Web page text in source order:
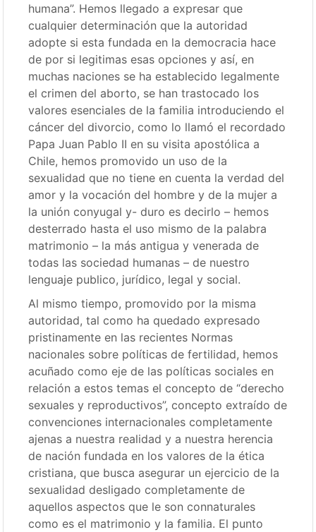
humana”. Hemos llegado a expresar que
cualquier determinación que la autoridad
adopte si esta fundada en la democracia hace
de por si legitimas esas opciones y así, en
muchas naciones se ha establecido legalmente
el crimen del aborto, se han trastocado los
valores esenciales de la familia introduciendo el
cáncer del divorcio, como lo llamó el recordado
Papa Juan Pablo II en su visita apostólica a
Chile, hemos promovido un uso de la
sexualidad que no tiene en cuenta la verdad del
amor y la vocación del hombre y de la mujer a
la unión conyugal y- duro es decirlo – hemos
desterrado hasta el uso mismo de la palabra
matrimonio – la más antigua y venerada de
todas las sociedad humanas – de nuestro
lenguaje publico, jurídico, legal y social.
Al mismo tiempo, promovido por la misma
autoridad, tal como ha quedado expresado
pristinamente en las recientes Normas
nacionales sobre políticas de fertilidad, hemos
acuñado como eje de las políticas sociales en
relación a estos temas el concepto de “derecho
sexuales y reproductivos”, concepto extraído de
convenciones internacionales completamente
ajenas a nuestra realidad y a nuestra herencia
de nación fundada en los valores de la ética
cristiana, que busca asegurar un ejercicio de la
sexualidad desligado completamente de
aquellos aspectos que le son connaturales
como es el matrimonio y la familia. El punto